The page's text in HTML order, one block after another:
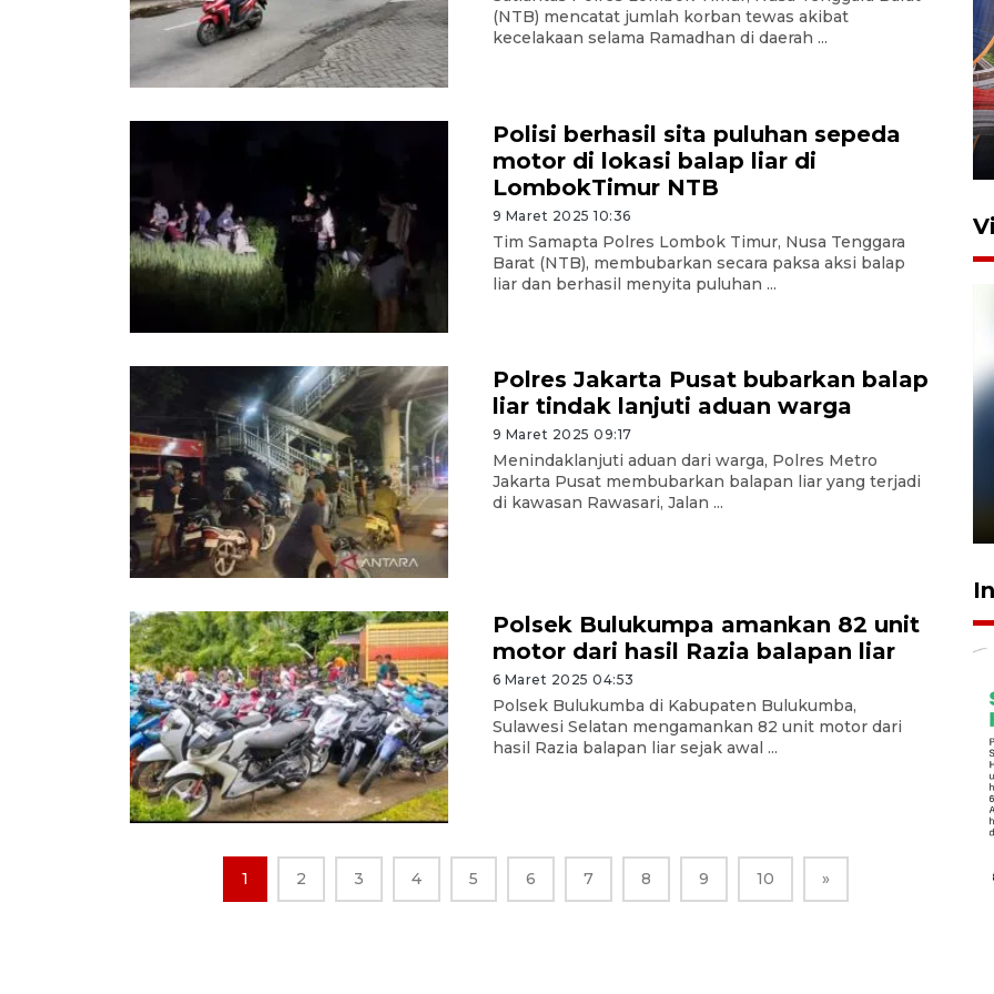
(NTB) mencatat jumlah korban tewas akibat
kecelakaan selama Ramadhan di daerah ...
Polisi berhasil sita puluhan sepeda
motor di lokasi balap liar di
LombokTimur NTB
9 Maret 2025 10:36
Tim Samapta Polres Lombok Timur, Nusa Tenggara
Barat (NTB), membubarkan secara paksa aksi balap
liar dan berhasil menyita puluhan ...
Polres Jakarta Pusat bubarkan balap
liar tindak lanjuti aduan warga
9 Maret 2025 09:17
Menindaklanjuti aduan dari warga, Polres Metro
Jakarta Pusat membubarkan balapan liar yang terjadi
di kawasan Rawasari, Jalan ...
Polsek Bulukumpa amankan 82 unit
motor dari hasil Razia balapan liar
6 Maret 2025 04:53
Polsek Bulukumba di Kabupaten Bulukumba,
Sulawesi Selatan mengamankan 82 unit motor dari
hasil Razia balapan liar sejak awal ...
1 2 3 4 5 6 7 8 9 10 »
Stasiun Bogor
12 Juni 2026 18:49
Pelanggan Filaha Farm setia
sampai 8 tahan?
1 Juni 2026 05:47